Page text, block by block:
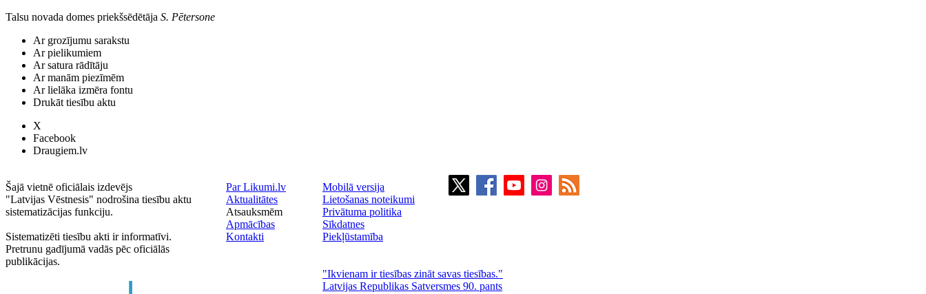
Talsu novada domes priekšsēdētāja S. Pētersone
Ar grozījumu sarakstu
Ar pielikumiem
Ar satura rādītāju
Ar manām piezīmēm
Ar lielāka izmēra fontu
Drukāt tiesību aktu
X
Facebook
Draugiem.lv
Šajā vietnē oficiālais izdevējs
"Latvijas Vēstnesis" nodrošina tiesību aktu
sistematizācijas funkciju.
Sistematizēti tiesību akti ir informatīvi.
Pretrunu gadījumā vadās pēc oficiālās
publikācijas.
Par Likumi.lv
Aktualitātes
Atsauksmēm
Apmācības
Kontakti
Mobilā versija
Lietošanas noteikumi
Privātuma politika
Sīkdatnes
Piekļūstamība
"Ikvienam ir tiesības zināt savas tiesības."
Latvijas Republikas Satversmes 90. pants